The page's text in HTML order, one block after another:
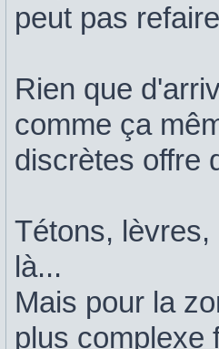
peut pas
Rien que
comme ça
discrètes offre
Tétons,
là...
Mais pour la
plus complexe